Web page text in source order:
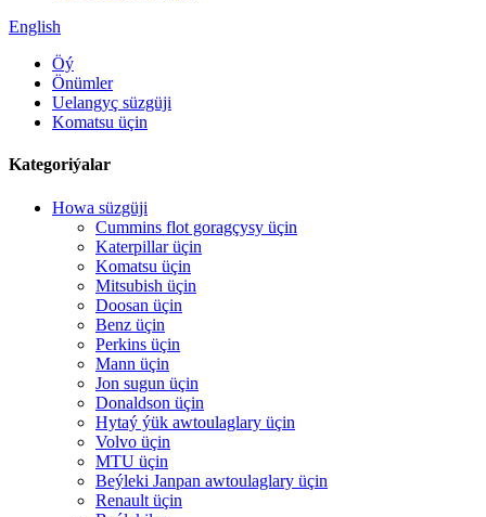
English
Öý
Önümler
Uelangyç süzgüji
Komatsu üçin
Kategoriýalar
Howa süzgüji
Cummins flot goragçysy üçin
Katerpillar üçin
Komatsu üçin
Mitsubish üçin
Doosan üçin
Benz üçin
Perkins üçin
Mann üçin
Jon sugun üçin
Donaldson üçin
Hytaý ýük awtoulaglary üçin
Volvo üçin
MTU üçin
Beýleki Janpan awtoulaglary üçin
Renault üçin